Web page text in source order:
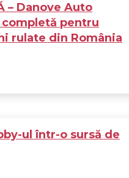
– Danove Auto
pentru
rulate din România
ul într-o sursă de